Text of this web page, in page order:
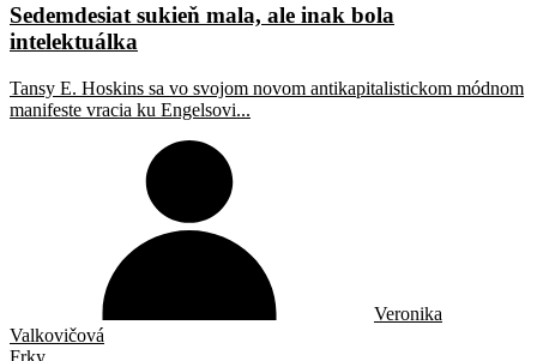
Sedemdesiat sukieň mala, ale inak bola
intelektuálka
Tansy E. Hoskins sa vo svojom novom antikapitalistickom módnom
manifeste vracia ku Engelsovi...
Veronika
Valkovičová
Frky